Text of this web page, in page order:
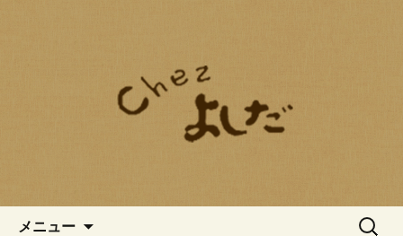
chezよしだのブログ
飾らない雰囲気の中で、旬の素材を使
ったフレンチをお愉しみいただくこと
ができます。普段の忙しない時の流れ
い。
メニュー
検